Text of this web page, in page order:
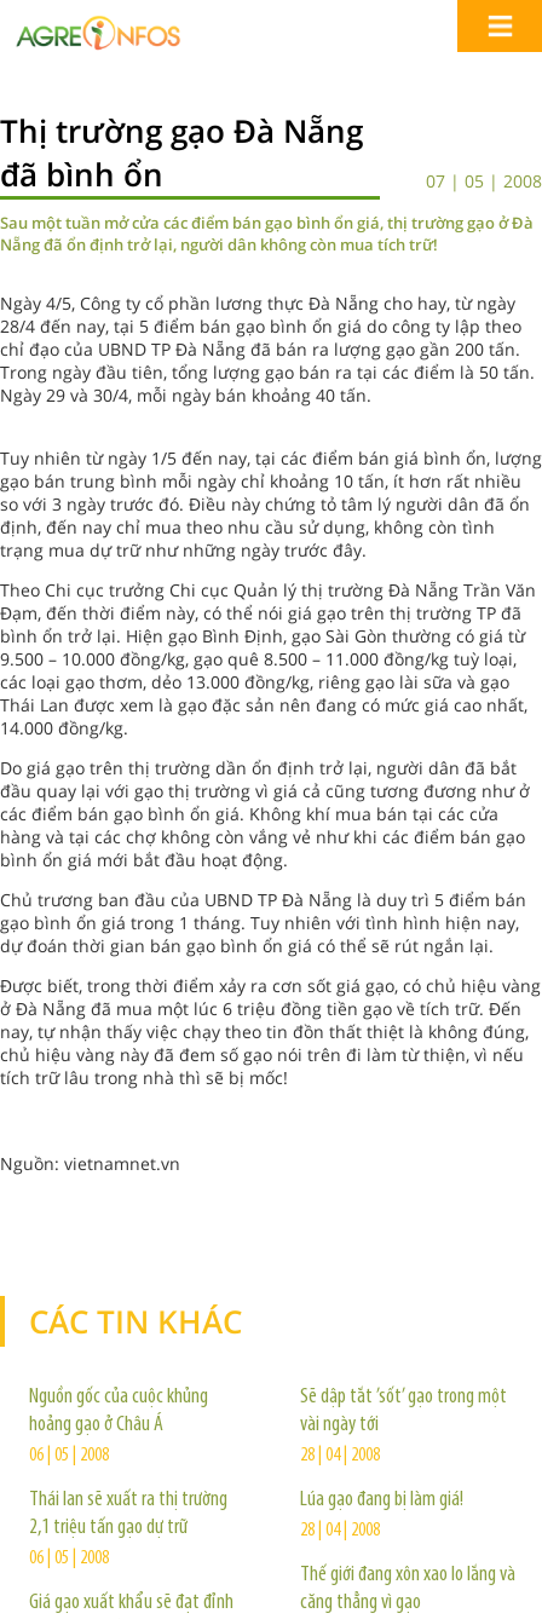
Thị trường gạo Đà Nẵng
đã bình ổn
07 | 05 | 2008
Sau một tuần mở cửa các điểm bán gạo bình ổn giá, thị trường gạo ở Đà
Nẵng đã ổn định trở lại, người dân không còn mua tích trữ!
Ngày 4/5, Công ty cổ phần lương thực Đà Nẵng cho hay, từ ngày
28/4 đến nay, tại 5 điểm bán gạo bình ổn giá do công ty lập theo
chỉ đạo của UBND TP Đà Nẵng đã bán ra lượng gạo gần 200 tấn.
Trong ngày đầu tiên, tổng lượng gạo bán ra tại các điểm là 50 tấn.
Ngày 29 và 30/4, mỗi ngày bán khoảng 40 tấn.
Tuy nhiên từ ngày 1/5 đến nay, tại các điểm bán giá bình ổn, lượng
gạo bán trung bình mỗi ngày chỉ khoảng 10 tấn, ít hơn rất nhiều
so với 3 ngày trước đó. Điều này chứng tỏ tâm lý người dân đã ổn
định, đến nay chỉ mua theo nhu cầu sử dụng, không còn tình
trạng mua dự trữ như những ngày trước đây.
Theo Chi cục trưởng Chi cục Quản lý thị trường Đà Nẵng Trần Văn
Đạm, đến thời điểm này, có thể nói giá gạo trên thị trường TP đã
bình ổn trở lại. Hiện gạo Bình Định, gạo Sài Gòn thường có giá từ
9.500 – 10.000 đồng/kg, gạo quê 8.500 – 11.000 đồng/kg tuỳ loại,
các loại gạo thơm, dẻo 13.000 đồng/kg, riêng gạo lài sữa và gạo
Thái Lan được xem là gạo đặc sản nên đang có mức giá cao nhất,
14.000 đồng/kg.
Do giá gạo trên thị trường dần ổn định trở lại, người dân đã bắt
đầu quay lại với gạo thị trường vì giá cả cũng tương đương như ở
các điểm bán gạo bình ổn giá. Không khí mua bán tại các cửa
hàng và tại các chợ không còn vắng vẻ như khi các điểm bán gạo
bình ổn giá mới bắt đầu hoạt động.
Chủ trương ban đầu của UBND TP Đà Nẵng là duy trì 5 điểm bán
gạo bình ổn giá trong 1 tháng. Tuy nhiên với tình hình hiện nay,
dự đoán thời gian bán gạo bình ổn giá có thể sẽ rút ngắn lại.
Được biết, trong thời điểm xảy ra cơn sốt giá gạo, có chủ hiệu vàng
ở Đà Nẵng đã mua một lúc 6 triệu đồng tiền gạo về tích trữ. Đến
nay, tự nhận thấy việc chạy theo tin đồn thất thiệt là không đúng,
chủ hiệu vàng này đã đem số gạo nói trên đi làm từ thiện, vì nếu
tích trữ lâu trong nhà thì sẽ bị mốc!
Nguồn: vietnamnet.vn
CÁC TIN KHÁC
Nguồn gốc của cuộc khủng
hoảng gạo ở Châu Á
06 | 05 | 2008
Thái lan sẽ xuất ra thị trường
2,1 triệu tấn gạo dự trữ
06 | 05 | 2008
Giá gạo xuất khẩu sẽ đạt đỉnh
Sẽ dập tắt ’sốt’ gạo trong một
vài ngày tới
28 | 04 | 2008
Lúa gạo đang bị làm giá!
28 | 04 | 2008
Thế giới đang xôn xao lo lắng và
căng thẳng vì gạo